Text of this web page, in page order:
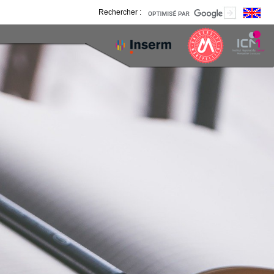
Rechercher :